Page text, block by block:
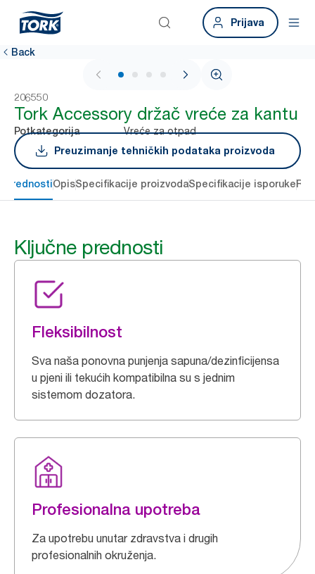
Prijava
Back
1 / 4
206550
Tork Accessory držač vreće za kantu
Potkategorija
Vreće za otpad
Preuzimanje tehničkih podataka proizvoda
prednostiOpisSpecifikacije proizvodaSpecifikacije isporuke
Ključne prednosti
Fleksibilnost
Sva naša ponovna punjenja sapuna/dezinficijensa
u pjeni ili tekućih kompatibilna su s jednim
sistemom dozatora.
Profesionalna upotreba
Za upotrebu unutar zdravstva i drugih
profesionalnih okruženja.